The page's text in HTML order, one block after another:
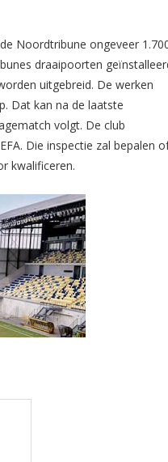
Noordtribune ongeveer
draaipoorten
uitgebreid. De werken
Dat kan na de laatste
volgt. De club
Die inspectie zal bepalen
kwalificeren.